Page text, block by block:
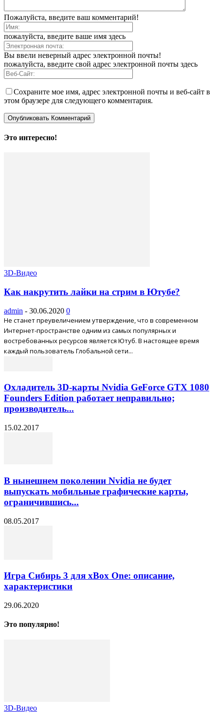
Пожалуйста, введите ваш комментарий!
пожалуйста, введите ваше имя здесь
Вы ввели неверный адрес электронной почты!
пожалуйста, введите свой адрес электронной почты здесь
Сохраните мое имя, адрес электронной почты и веб-сайт в
этом браузере для следующего комментария.
Это интересно!
3D-Видео
Как накрутить лайки на стрим в Ютубе?
admin - 30.06.2020 0
Не станет преувеличением утверждение, что в современном
Интернет-пространстве одним из самых популярных и
востребованных ресурсов является Ютуб. В настоящее время
каждый пользователь Глобальной сети...
Охладитель 3D-карты Nvidia GeForce GTX 1080
Founders Edition работает неправильно;
производитель...
15.02.2017
В нынешнем поколении Nvidia не будет
выпускать мобильные графические карты,
ограничившись...
08.05.2017
Игра Сибирь 3 для xBox One: описание,
характеристики
29.06.2020
Это популярно!
3D-Видео